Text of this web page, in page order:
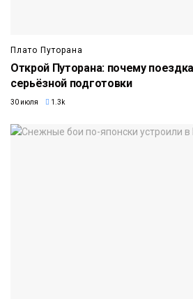
Плато Путорана
Открой Путорана: почему
серьёзной подготовки
30 июля 1.3k